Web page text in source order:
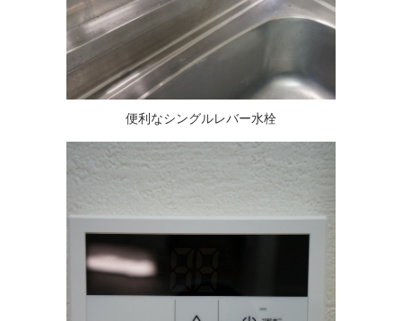
便利なシングルレバー水栓